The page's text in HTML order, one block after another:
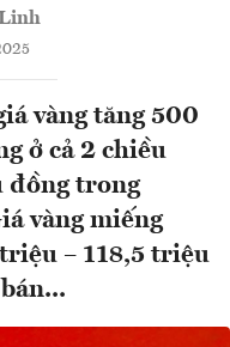
vàng tăng 500
ở cả 2 chiều
đồng trong
vàng miếng
– 118,5 triệu